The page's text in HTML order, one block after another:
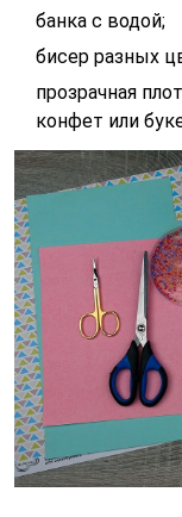
банка с водой;
бисер разных
прозрачная
конфет или